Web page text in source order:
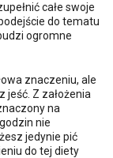
całe swoje
do tematu
ogromne
znaczeniu, ale
jeść. Z założenia
na
nie
jedynie pić
do tej diety